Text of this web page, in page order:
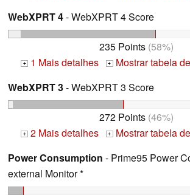
WebXPRT 4- WebXPRT 4 Score
235 Points (58%)
+ 1 Mais detalhes + Mostrar tabela
WebXPRT 3- WebXPRT 3 Score
272 Points (46%)
+ 2 Mais detalhes + Mostrar tabela
Power Consumption - Prime95 Power
external Monitor *